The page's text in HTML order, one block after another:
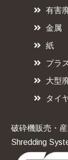
有害
金属
紙
プラ
大型
タイ
破砕機販売・
Shredding